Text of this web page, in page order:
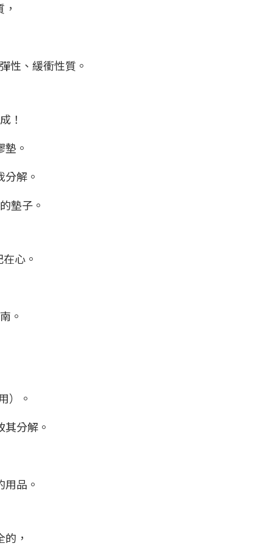
性、緩衝性質。
！
。
解。
墊子。
心。
。
）。
分解。
品。
，